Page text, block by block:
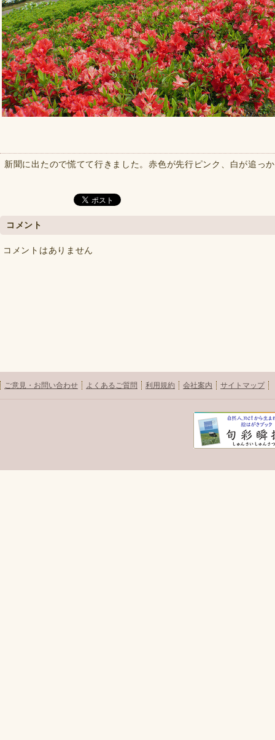
新聞に出たので慌てて行きました。赤色が先行ピンク、白が追っ
コメント
コメントはありません
ご意見・お問い合わせ よくあるご質問 利用規約 会社案内 サイトマップ